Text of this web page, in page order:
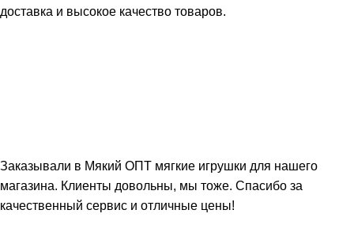
доставка и высокое качество товаров.
Заказывали в Мякий ОПТ мягкие игрушки для нашего
магазина. Клиенты довольны, мы тоже. Спасибо за
качественный сервис и отличные цены!